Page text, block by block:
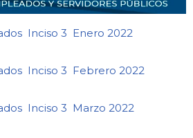
Inciso 3 Enero 2022
Inciso 3 Febrero 2022
Inciso 3 Marzo 2022